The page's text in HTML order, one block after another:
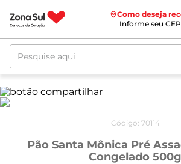
Como deseja
Informe seu CEP
Pesquise aqui
Código: 70114
Pão Santa Mônica Pré
Congelado 500g